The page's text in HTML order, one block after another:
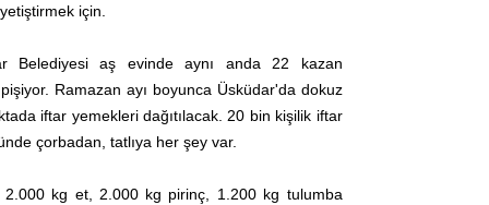
için.
Belediyesi aş evinde aynı anda 22 kazan
Ramazan ayı boyunca Üsküdar'da dokuz
iftar yemekleri dağıtılacak. 20 bin kişilik iftar
çorbadan, tatlıya her şey var.
2.000 kg et, 2.000 kg pirinç, 1.200 kg tulumba